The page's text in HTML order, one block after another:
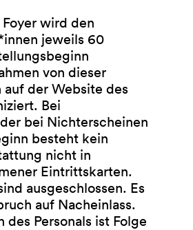
Foyer wird den
jeweils 60
von dieser
der Website des
Bei
bei Nichterscheinen
besteht kein
nicht in
Eintrittskarten.
ausgeschlossen. Es
auf Nacheinlass.
des Personals ist Folge